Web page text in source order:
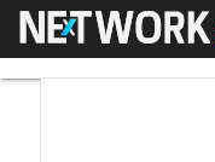
Menú